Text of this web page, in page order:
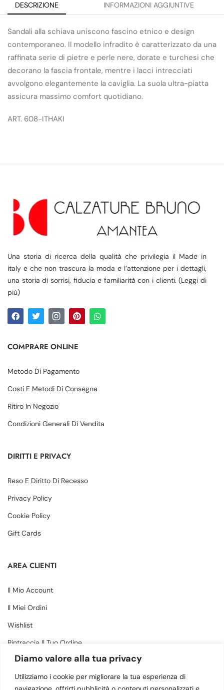
Diamo valore alla tua privacy
Utilizziamo i cookie per migliorare la tua esperienza di
DESCRIZIONE INFORMAZIONI AGGIUNTIVE
Sandali alla schiava uniscono fascino etnico e design
contemporaneo. Il modello infradito è caratterizzato da una
raffinata serie di pietre e perle nere, dorate e turchesi che
decorano la fascia frontale, mentre i lacci intrecciati
avvolgono elegantemente la caviglia. La suola ultra-piatta
assicura massimo comfort quotidiano.
ART. 608-ITHAKI
Una storia di ricerca della qualità che privilegia il Made in
italy e che non trascura la moda e l’attenzione per i dettagli,
una storia di sorrisi, fiducia e familiarità con i clienti. (Leggi di
più)
COMPRARE ONLINE
Metodo Di Pagamento
Costi E Metodi Di Consegna
Ritiro In Negozio
Condizioni Generali Di Vendita
DIRITTI E PRIVACY
Reso E Diritto Di Recesso
Privacy Policy
Cookie Policy
Gift Cards
AREA CLIENTI
Il Mio Account
Il Miei Ordini
Wishlist
Rintraccia Il Tuo Ordine
CONTATTI